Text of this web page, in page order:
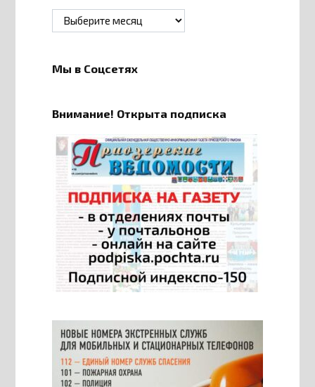
Архивы
Мы в Соцсетях
Внимание! Открыта подписка